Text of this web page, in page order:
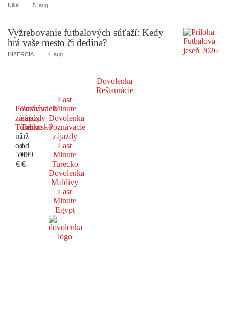
Niké 5. aug
Vyžrebovanie futbalových súťaží: Kedy
hrá vaše mesto či dedina?
INZERCIA 4. aug
Dovolenka
Reštaurácie
Poznávacie
zájazdy
Turecko
už
od
599
€
Poznávacie
zájazdy
Taliansko
už
od
699
€
Last
Minute
Dovolenka
Poznávacie
zájazdy
Last
Minute
Turecko
Dovolenka
Maldivy
Last
Minute
Egypt